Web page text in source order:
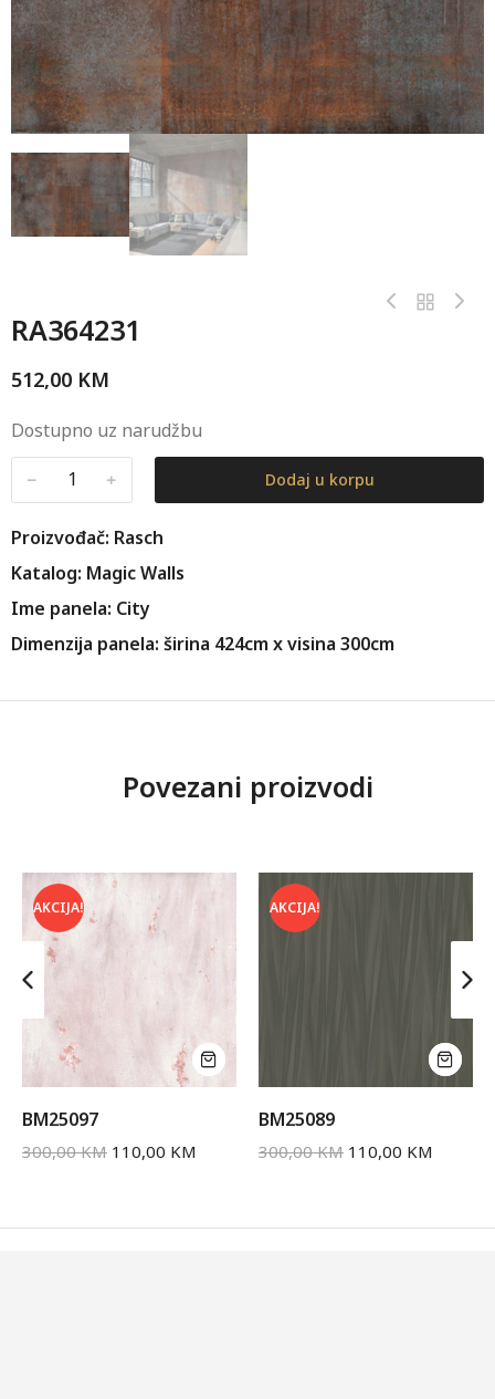
RA364231
512,00 KM
Dostupno uz narudžbu
﹣ ﹢ Dodaj u korpu
Proizvođač: Rasch
Katalog: Magic Walls
Ime panela: City
Dimenzija panela: širina 424cm x visina 300cm
Povezani proizvodi
AKCIJA!
BM25097
300,00KM 110,00 KM
AKCIJA!
BM25089
300,00KM 110,00 KM